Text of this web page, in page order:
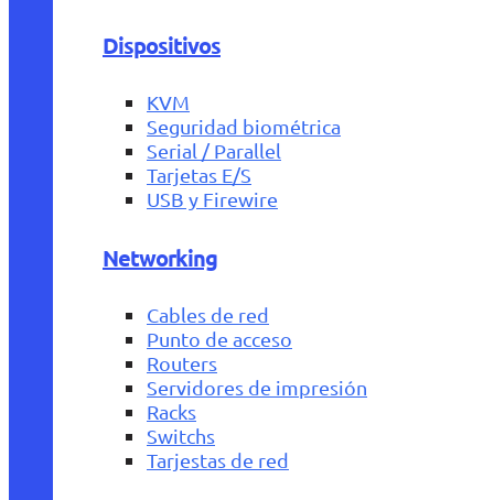
Dispositivos
KVM
Seguridad biométrica
Serial / Parallel
Tarjetas E/S
USB y Firewire
Networking
Cables de red
Punto de acceso
Routers
Servidores de impresión
Racks
Switchs
Tarjestas de red